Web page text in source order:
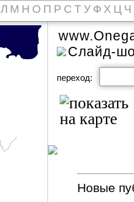
Л М Н О П Р С Т У Ф Х Ц Ч
Слайд-
переход:
Новые